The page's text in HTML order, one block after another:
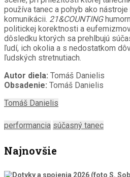
používa tanec a pohyb ako
komunikácii. 21&COUNTING
politickej korektnosti a
dôsledku ktorých sa prehlbujú
ľudí, ich okolia a s nedostatkom
ľudských stretnutiach.
Autor diela: Tomáš Danielis
Obsadenie: Tomáš Danielis
Tomáš Danielis
performancia súčasný tanec
Najnovšie